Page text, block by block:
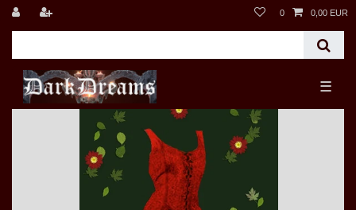
0 0,00 EUR
☰